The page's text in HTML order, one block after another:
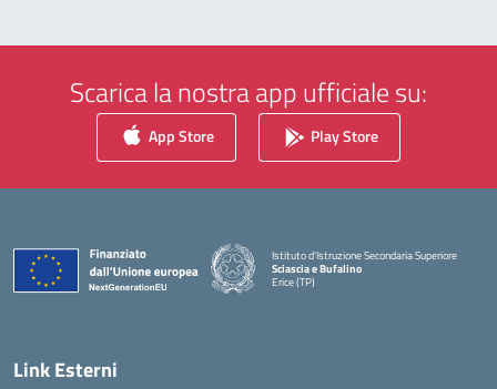
Scarica la nostra app ufficiale su:
App Store Play Store
Istituto d'Istruzione Secondaria Superiore
Sciascia e Bufalino
Erice (TP)
Link Esterni